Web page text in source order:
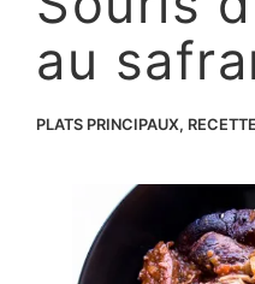
au
PLATS PRINCIPAUX,